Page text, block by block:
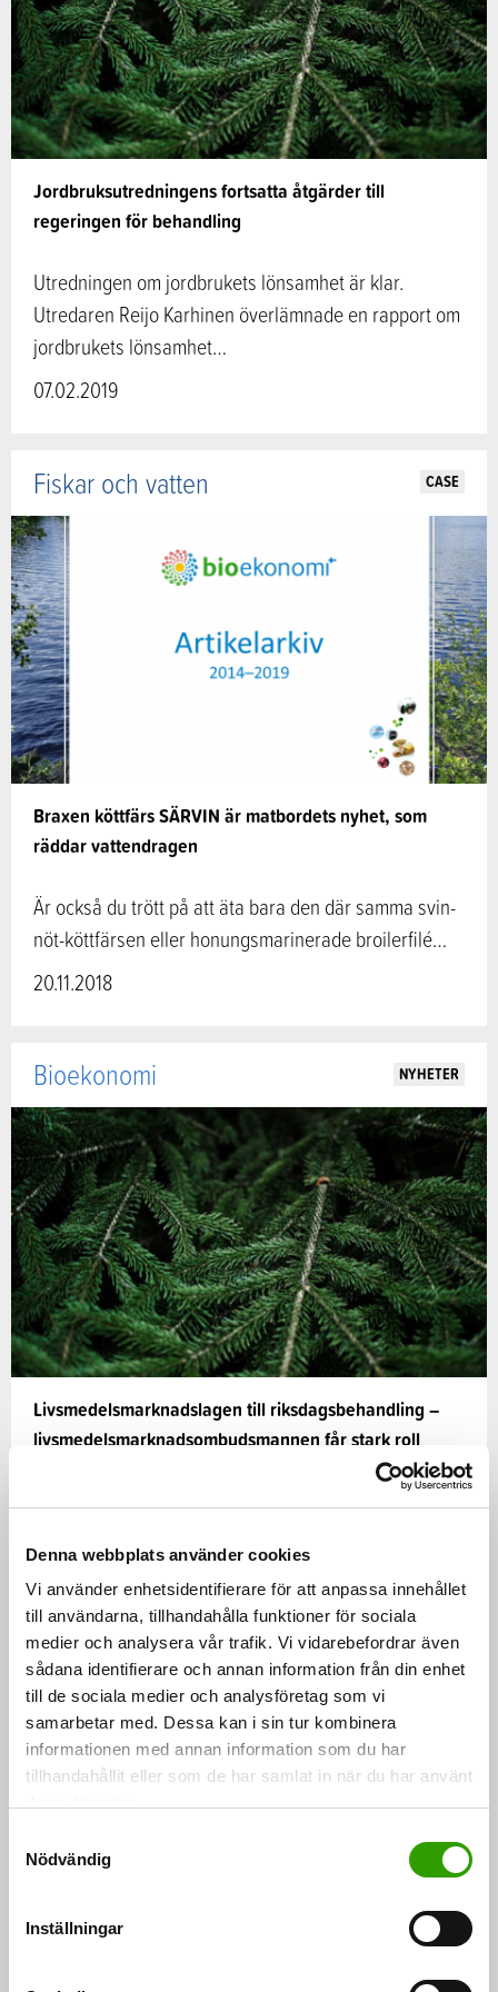
Denna webbplats använder cookies
Vi använder enhetsidentifierare för att anpassa innehållet
till användarna, tillhandahålla funktioner för sociala
medier och analysera vår trafik. Vi vidarebefordrar även
sådana identifierare och annan information från din enhet
till de sociala medier och analysföretag som vi
samarbetar med. Dessa kan i sin tur kombinera
informationen med annan information som du har
tillhandahållit eller som de har samlat in när du har använt
Nödvändig
Inställningar
Jordbruksutredningens fortsatta åtgärder till
regeringen för behandling
Utredningen om jordbrukets lönsamhet är klar.
Utredaren Reijo Karhinen överlämnade en rapport om
jordbrukets lönsamhet…
07.02.2019
Braxen köttfärs SÄRVIN är matbordets nyhet, som
räddar vattendragen
Fiskar och vatten CASE
Är också du trött på att äta bara den där samma svin-
nöt-köttfärsen eller honungsmarinerade broilerfilé…
20.11.2018
Livsmedelsmarknadslagen till riksdagsbehandling –
livsmedelsmarknadsombudsmannen får stark roll
Bioekonomi NYHETER
Statsrådet gav i dag riksdagen en proposition om
lagen som…
17.09.2018
Mat